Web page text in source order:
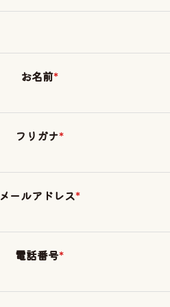
お名前*
フリガナ*
メールアドレス*
電話番号*